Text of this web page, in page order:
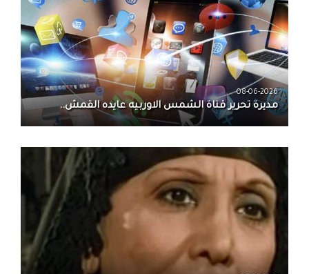
08-06-2026
مديرة تحرير قناة الشمس الاوربيه عايده القمش..